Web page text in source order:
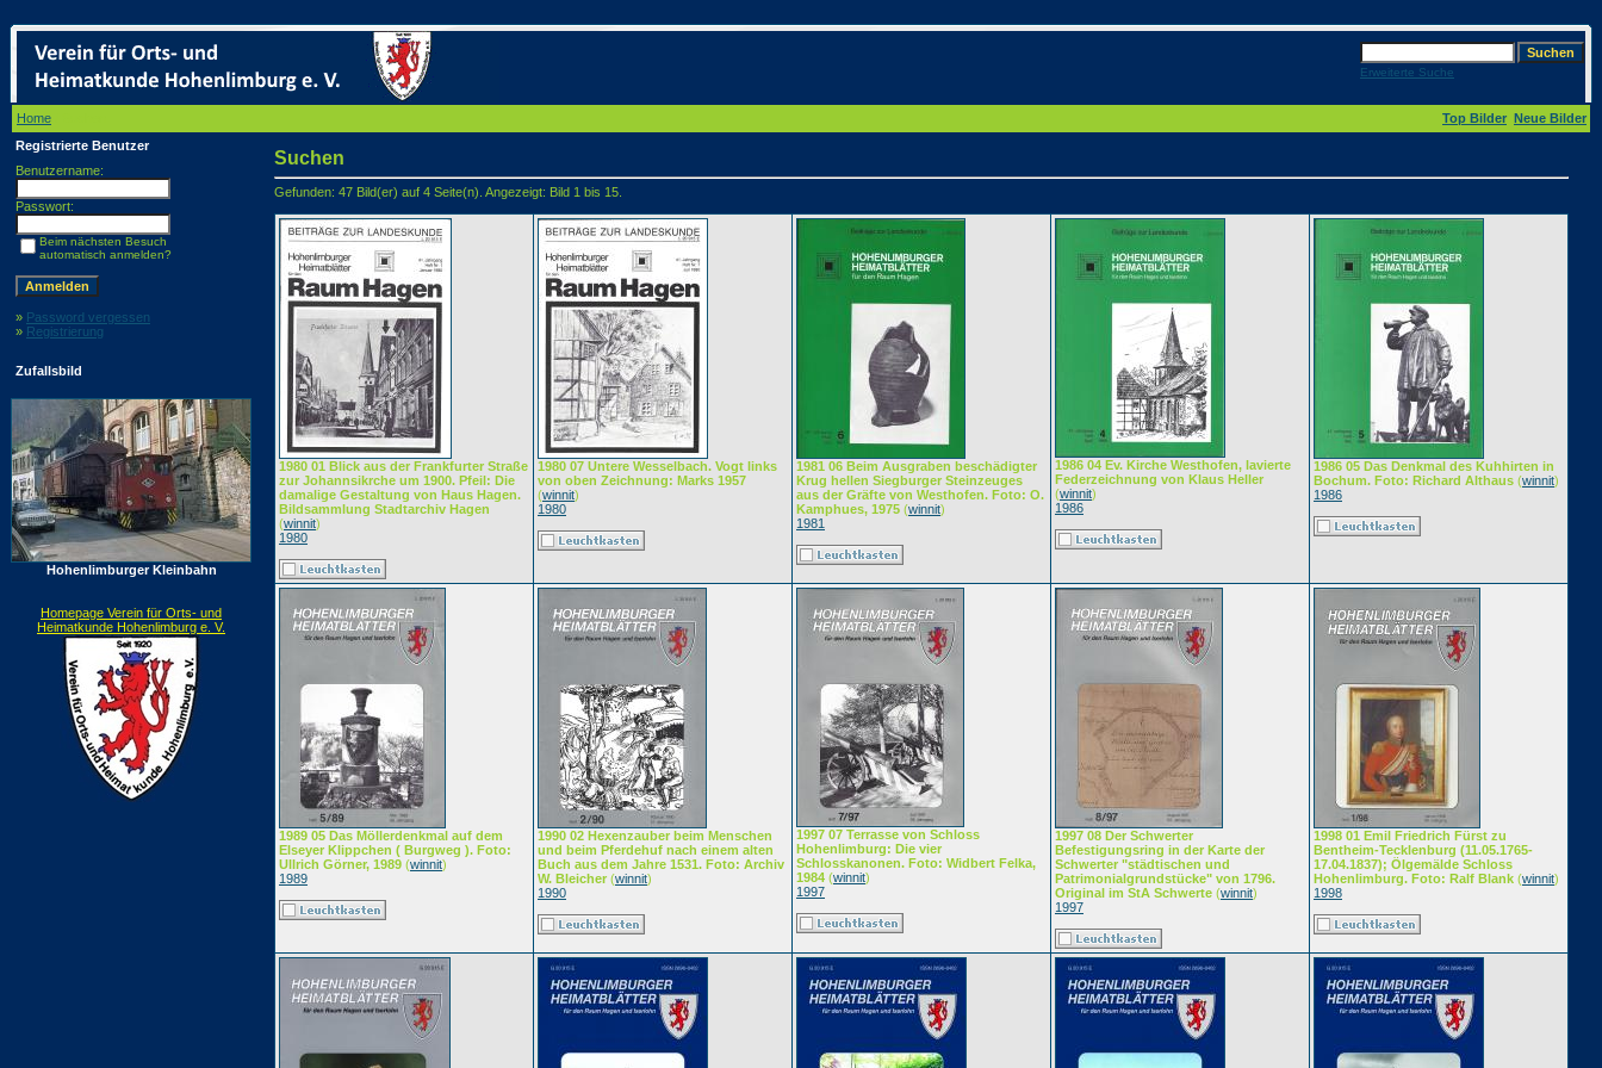
Erweiterte Suche
Home Top Bilder Neue Bilder
Registrierte Benutzer
Benutzername:
Passwort:
Beim nächsten Besuch
automatisch anmelden?
» Password vergessen
» Registrierung
Zufallsbild
Hohenlimburger Kleinbahn
Homepage Verein für Orts- und
Heimatkunde Hohenlimburg e. V.
Suchen
Gefunden: 47 Bild(er) auf 4 Seite(n). Angezeigt: Bild 1 bis 15.
1980 01 Blick aus der Frankfurter Straße
zur Johannsikrche um 1900. Pfeil: Die
damalige Gestaltung von Haus Hagen.
Bildsammlung Stadtarchiv Hagen
(winnit)
1980
1980 07 Untere Wesselbach. Vogt links
von oben Zeichnung: Marks 1957
(winnit)
1980
1981 06 Beim Ausgraben beschädigter
Krug hellen Siegburger Steinzeuges
aus der Gräfte von Westhofen. Foto: O.
Kamphues, 1975 (winnit)
1981
1986 04 Ev. Kirche Westhofen, lavierte
Federzeichnung von Klaus Heller
(winnit)
1986
1986 05 Das Denkmal des Kuhhirten in
Bochum. Foto: Richard Althaus (winnit)
1986
1989 05 Das Möllerdenkmal auf dem
Elseyer Klippchen ( Burgweg ). Foto:
Ullrich Görner, 1989 (winnit)
1989
1990 02 Hexenzauber beim Menschen
und beim Pferdehuf nach einem alten
Buch aus dem Jahre 1531. Foto: Archiv
W. Bleicher (winnit)
1990
1997 07 Terrasse von Schloss
Hohenlimburg: Die vier
Schlosskanonen. Foto: Widbert Felka,
1984 (winnit)
1997
1997 08 Der Schwerter
Befestigungsring in der Karte der
Schwerter "städtischen und
Patrimonialgrundstücke" von 1796.
Original im StA Schwerte (winnit)
1997
1998 01 Emil Friedrich Fürst zu
Bentheim-Tecklenburg (11.05.1765-
17.04.1837); Ölgemälde Schloss
Hohenlimburg. Foto: Ralf Blank (winnit)
1998